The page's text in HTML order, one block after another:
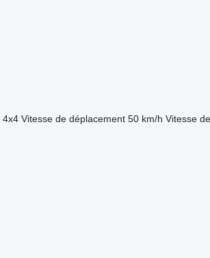
4x4 Vitesse de déplacement 50 km/h Vitesse